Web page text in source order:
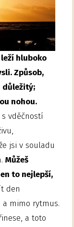
hluboko
Způsob,
důležitý;
nohou.
vděčností
jsi v souladu
Můžeš
to nejlepší,
den
a mimo rytmus.
a toto